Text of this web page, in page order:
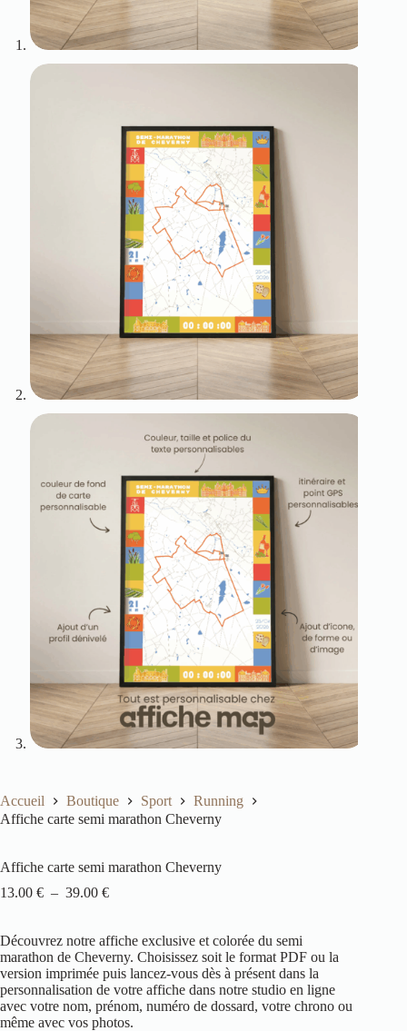
Accueil Boutique Sport
Running
Affiche carte semi marathon Cheverny
Affiche carte semi marathon Cheverny
13.00 € – 39.00 €
Découvrez notre affiche exclusive et colorée du semi
marathon de Cheverny. Choisissez soit le format PDF ou la
version imprimée puis lancez-vous dès à présent dans la
personnalisation de votre affiche dans notre studio en ligne
avec votre nom, prénom, numéro de dossard, votre chrono ou
même avec vos photos.